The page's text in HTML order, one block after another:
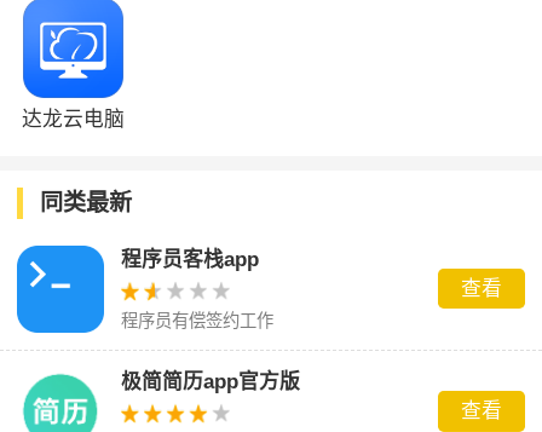
达龙云电脑
同类最新
程序员客栈app
程序员有偿签约工作
查看
极简简历app官方版
查看